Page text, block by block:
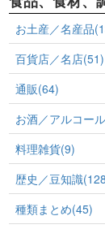
お土産／名産品
百貨店／名店(51)
通販(64)
お酒／アルコー
料理雑貨(9)
歴史／豆知識
種類まとめ(45)